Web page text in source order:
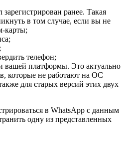
ранее. Такая
в том случае, если вы не
карты;
телефон;
вашей платформы. Это актуально
которые не работают на ОС
для старых версий этих двух
в WhatsApp с данным
одну из представленных